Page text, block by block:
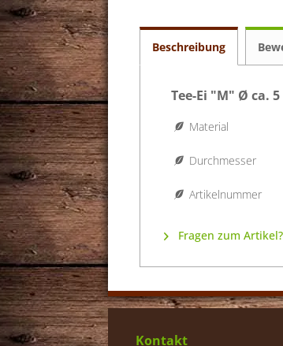
Beschreibung
Tee-Ei "M" Ø ca.
Material
Durchmesser
Artikelnummer
Fragen zum Artikel?
Kontakt